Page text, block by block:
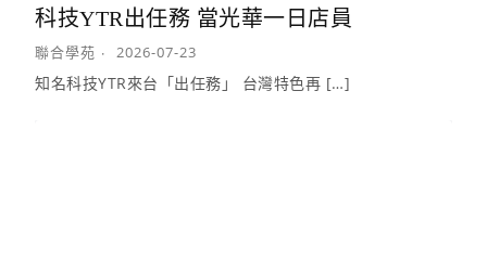
科技YTR出任務 當光華一日店員
聯合學苑 2026-07-23
知名科技YTR來台「出任務」 台灣特色再 […]